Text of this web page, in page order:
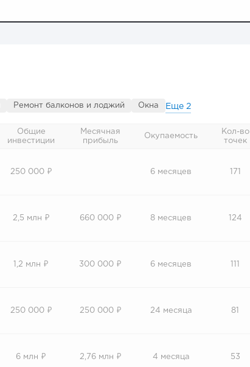
Ремонт балконов и лоджий Окна Еще 2
Общие
инвестиции
Месячная
прибыль
Окупаемость
Кол-во
точек
250 000 ₽ 6 месяцев 171
2,5 млн ₽ 660 000 ₽ 8 месяцев 124
1,2 млн ₽ 300 000 ₽ 6 месяцев
250 000 ₽ 250 000 ₽ 24 месяца 81
6 млн ₽ 2,76 млн ₽ 4 месяца 53